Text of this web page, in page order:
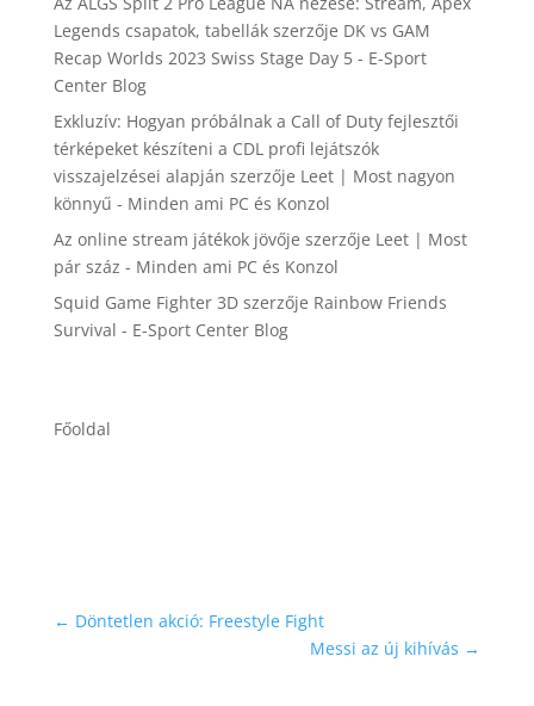
Legends csapatok, tabellákszerzője DK vs GAM
Recap Worlds 2023 Swiss Stage Day 5 - E-Sport
Center Blog
Exkluzív: Hogyan próbálnak a Call of Duty fejlesztői
térképeket készíteni a CDL profi lejátszók
visszajelzései alapján szerzője Leet | Most nagyon
könnyű - Minden ami PC és Konzol
Az online stream játékok jövője szerzője Leet | Most
pár száz - Minden ami PC és Konzol
Squid Game Fighter 3Dszerzője Rainbow Friends
Survival - E-Sport Center Blog
Főoldal
← Döntetlen akció: Freestyle Fight
Messi az új kihívás →